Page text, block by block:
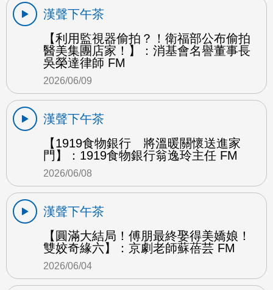
漢聲下午茶
【利用監視器偷拍？！衛福部公布偷拍
醫美集團店家！】：消基會名譽董事長
吳榮達律師 FM
2026/06/09
漢聲下午茶
【1919食物銀行 將溫暖關懷送進家
門】：1919食物銀行翁逸玲主任 FM
2026/06/08
漢聲下午茶
【圓滿大結局！傅朋最終娶得美嬌娘！
雙姣奇緣六】：京劇老師蘇蓓芸 FM
2026/06/04